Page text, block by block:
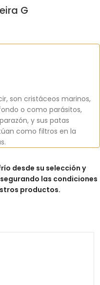
G
son cristáceos marinos,
o como parásitos,
y sus patas
como filtros en la
desde su selección y
las condiciones
productos.